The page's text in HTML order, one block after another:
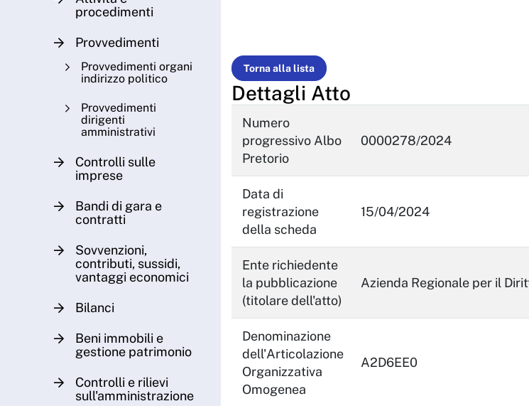
procedimenti
Provvedimenti
Provvedimenti organi
indirizzo politico
Provvedimenti
dirigenti
amministrativi
Controlli sulle
imprese
Bandi di gara e
contratti
Sovvenzioni,
contributi, sussidi,
vantaggi economici
Bilanci
Beni immobili e
gestione patrimonio
Controlli e rilievi
sull'amministrazione
Torna alla lista
Dettagli Atto
Numero
progressivo Albo
Pretorio
0000278/2024
Data di
registrazione
della scheda
15/04/2024
Ente richiedente
la pubblicazione
(titolare dell'atto)
Azienda Regionale per il
Denominazione
dell'Articolazione
Organizzativa
Omogenea
A2D6EE0